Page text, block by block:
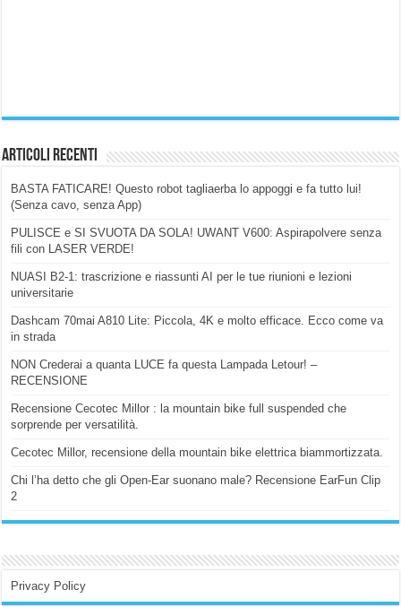
Articoli Recenti
BASTA FATICARE! Questo robot tagliaerba lo appoggi e fa tutto lui!
(Senza cavo, senza App)
PULISCE e SI SVUOTA DA SOLA! UWANT V600: Aspirapolvere senza
fili con LASER VERDE!
NUASI B2-1: trascrizione e riassunti AI per le tue riunioni e lezioni
universitarie
Dashcam 70mai A810 Lite: Piccola, 4K e molto efficace. Ecco come va
in strada
NON Crederai a quanta LUCE fa questa Lampada Letour! –
RECENSIONE
Recensione Cecotec Millor : la mountain bike full suspended che
sorprende per versatilità.
Cecotec Millor, recensione della mountain bike elettrica biammortizzata.
Chi l’ha detto che gli Open-Ear suonano male? Recensione EarFun Clip
2
Privacy Policy